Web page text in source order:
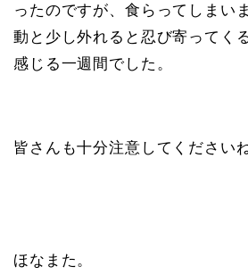
ったのですが、食らってしまい
動と少し外れると忍び寄ってく
感じる一週間でした。
皆さんも十分注意してくださいね
ほなまた。